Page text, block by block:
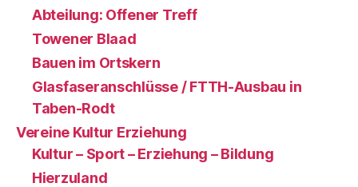
Abteilung: Offener Treff
Towener Blaad
Bauen im Ortskern
Glasfaseranschlüsse / FTTH-Ausbau in
Taben-Rodt
Vereine Kultur Erziehung
Kultur – Sport – Erziehung – Bildung
Hierzuland